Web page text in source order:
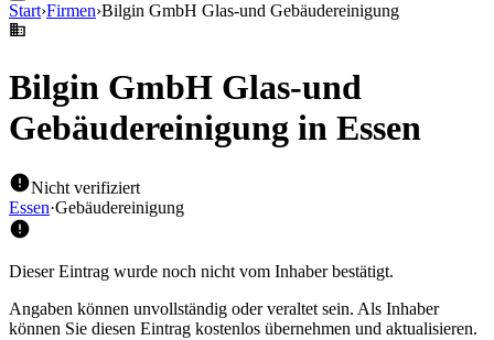
Start›Firmen›Bilgin GmbH Glas-und Gebäudereinigung
Bilgin GmbH Glas-und
Gebäudereinigung in Essen
Nicht verifiziert
Essen·Gebäudereinigung
Dieser Eintrag wurde noch nicht vom Inhaber bestätigt.
Angaben können unvollständig oder veraltet sein. Als Inhaber
können Sie diesen Eintrag kostenlos übernehmen und aktualisieren.